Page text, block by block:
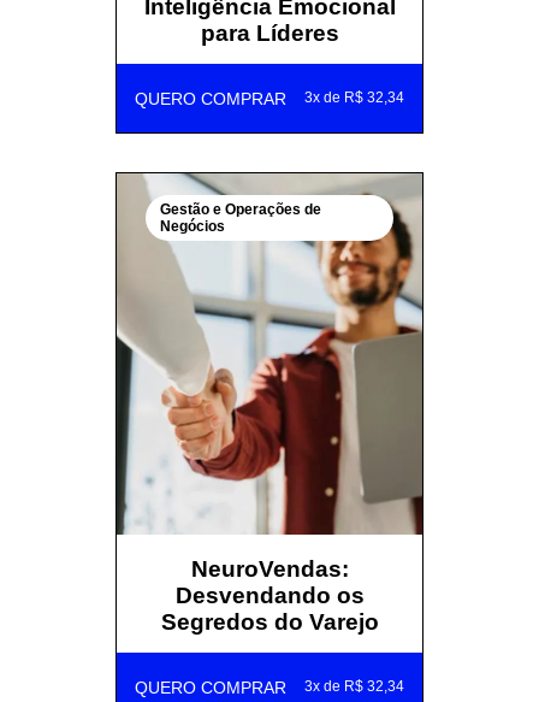
Inteligência Emocional
para Líderes
QUERO COMPRAR 3x de R$ 32,34
Gestão e Operações de
Negócios
NeuroVendas:
Desvendando os
Segredos do Varejo
QUERO COMPRAR 3x de R$ 32,34